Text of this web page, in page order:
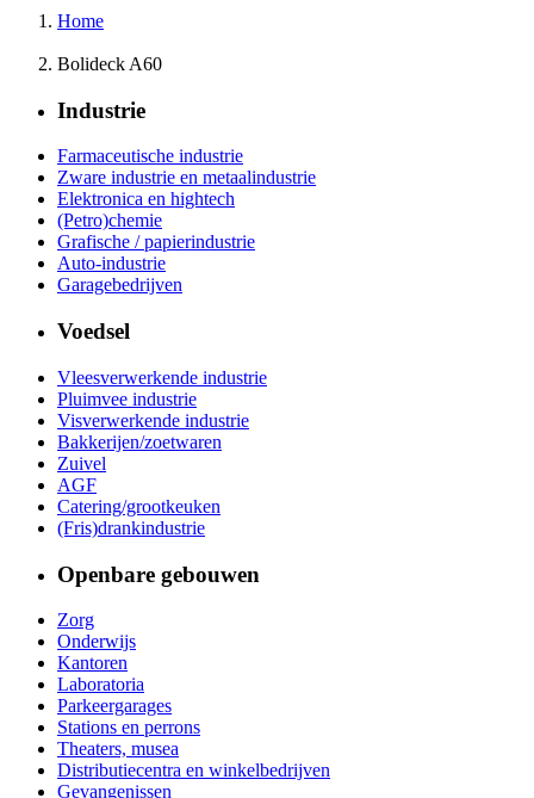
Home
Bolideck A60
Industrie
Farmaceutische industrie
Zware industrie en metaalindustrie
Elektronica en hightech
(Petro)chemie
Grafische / papierindustrie
Auto-industrie
Garagebedrijven
Voedsel
Vleesverwerkende industrie
Pluimvee industrie
Visverwerkende industrie
Bakkerijen/zoetwaren
Zuivel
AGF
Catering/grootkeuken
(Fris)drankindustrie
Openbare gebouwen
Zorg
Onderwijs
Kantoren
Laboratoria
Parkeergarages
Stations en perrons
Theaters, musea
Distributiecentra en winkelbedrijven
Gevangenissen